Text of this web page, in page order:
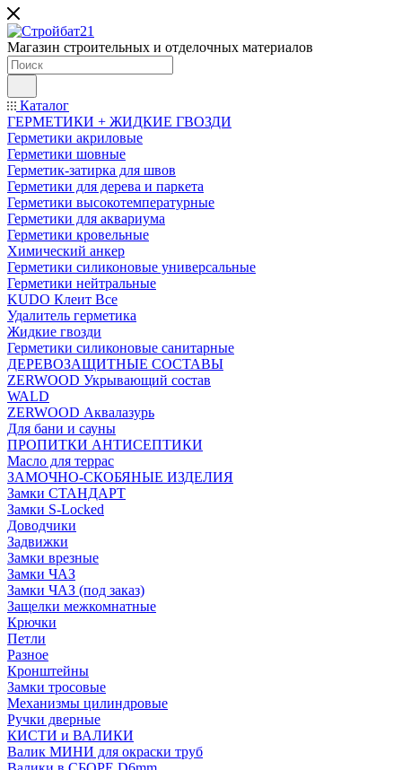
Магазин строительных и отделочных материалов
Каталог
ГЕРМЕТИКИ + ЖИДКИЕ ГВОЗДИ
Герметики акриловые
Герметики шовные
Герметик-затирка для швов
Герметики для дерева и паркета
Герметики высокотемпературные
Герметики для аквариума
Герметики кровельные
Химический анкер
Герметики силиконовые универсальные
Герметики нейтральные
KUDO Клеит Все
Удалитель герметика
Жидкие гвозди
Герметики силиконовые санитарные
ДЕРЕВОЗАЩИТНЫЕ СОСТАВЫ
ZERWOOD Укрывающий состав
WALD
ZERWOOD Аквалазурь
Для бани и сауны
ПРОПИТКИ АНТИСЕПТИКИ
Масло для террас
ЗАМОЧНО-СКОБЯНЫЕ ИЗДЕЛИЯ
Замки СТАНДАРТ
Замки S-Locked
Доводчики
Задвижки
Замки врезные
Замки ЧАЗ
Замки ЧАЗ (под заказ)
Защелки межкомнатные
Крючки
Петли
Разное
Кронштейны
Замки тросовые
Механизмы цилиндровые
Ручки дверные
КИСТИ и ВАЛИКИ
Валик МИНИ для окраски труб